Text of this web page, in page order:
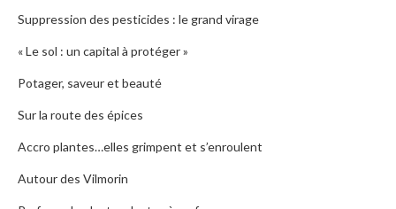
Suppression des pesticides : le grand virage
« Le sol : un capital à protéger »
Potager, saveur et beauté
Sur la route des épices
Accro plantes…elles grimpent et s’enroulent
Autour des Vilmorin